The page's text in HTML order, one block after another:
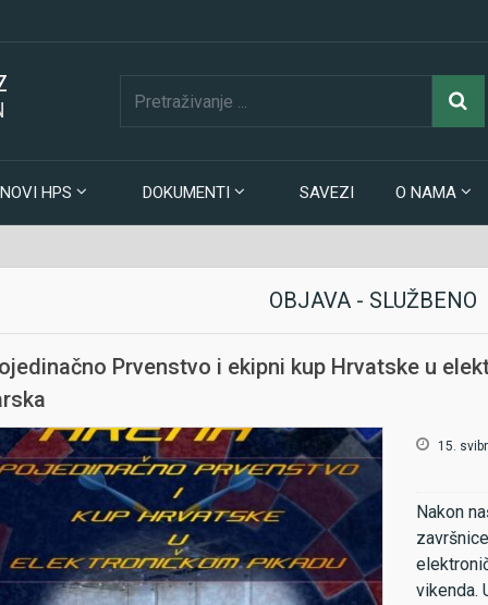
HPS DOKUMENTI SAVEZI O NAMA
OBJAVA - SLUŽBENO
Prvenstvo i ekipni kup Hrvatske u
15.
Nakon
vikenda.